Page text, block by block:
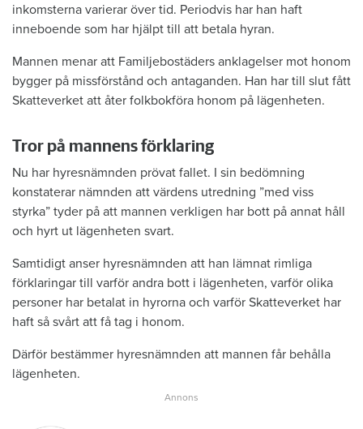
inkomsterna varierar över tid. Periodvis har han haft
inneboende som har hjälpt till att betala hyran.
Mannen menar att Familjebostäders anklagelser mot honom
bygger på missförstånd och antaganden. Han har till slut fått
Skatteverket att åter folkbokföra honom på lägenheten.
Tror på mannens förklaring
Nu har hyresnämnden prövat fallet. I sin bedömning
konstaterar nämnden att värdens utredning ”med viss
styrka” tyder på att mannen verkligen har bott på annat håll
och hyrt ut lägenheten svart.
Samtidigt anser hyresnämnden att han lämnat rimliga
förklaringar till varför andra bott i lägenheten, varför olika
personer har betalat in hyrorna och varför Skatteverket har
haft så svårt att få tag i honom.
Därför bestämmer hyresnämnden att mannen får behålla
lägenheten.